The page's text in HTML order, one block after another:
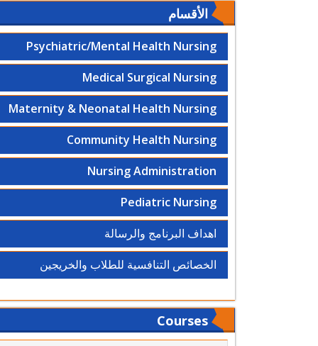
الأقسام
Psychiatric/Mental Health Nursing
Medical Surgical Nursing
Maternity & Neonatal Health Nursing
Community Health Nursing
Nursing Administration
Pediatric Nursing
اهداف البرنامج والرسالة
الخصائص التنافسية للطلاب والخريجين
Courses